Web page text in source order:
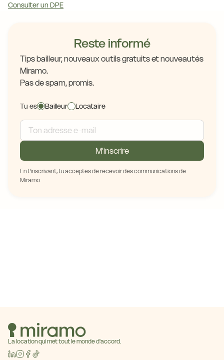
Consulter un DPE
Reste informé
Tips bailleur, nouveaux outils gratuits et nouveautés
Miramo.
Pas de spam, promis.
Tu es Bailleur Locataire
M'inscrire
En t'inscrivant, tu acceptes de recevoir des communications de
Miramo.
La location qui met tout le monde d'accord.